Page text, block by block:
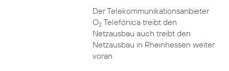
Der Telekommunikationsanbieter
O2Telefónica treibt den
Netzausbau auch treibt den
Netzausbau in Rheinhessen weiter
voran